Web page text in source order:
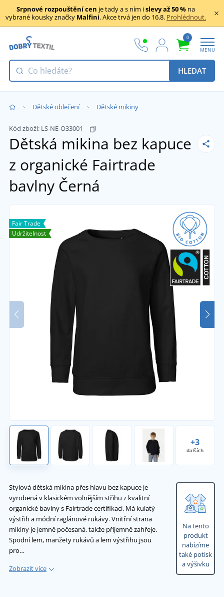
Srpnové rozpouštění cen je tady a s ním islevy až 50 % na
vybrané kousky značky Malfini. Akce trvá jen do 16.8. Prohlédnout.
0
MENU
HLEDAT
Dětské oblečení Dětské mikiny
Kód zboží: LS-NE-O33001
Dětská mikina bez kapuce
z organické Fairtrade
bavlny Černá
+3
dalších
Fair Trade
Udržitelnost
Stylová dětská mikina přes hlavu bez kapuce je
vyrobená v klasickém volnějším střihu z kvalitní
organické bavlny s Fairtrade certifikací. Má kulatý
výstřih a módní raglánové rukávy. Vnitřní strana
mikiny je jemně počesaná, takže příjemně zahřeje.
Spodní lem, manžety rukávů a lem výstřihu jsou
pro…
Zobrazit více
Na tento
produkt
nabízíme
také potisk
a výšivku